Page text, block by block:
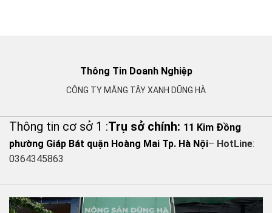
Thông Tin Doanh Nghiệp
CÔNG TY MĂNG TÂY XANH DŨNG HÀ
Thông tin cơ sở 1 :Trụ sở chính: 11 Kim Đồng
phường Giáp Bát quận Hoàng Mai Tp. Hà Nội– HotLine:
0364345863